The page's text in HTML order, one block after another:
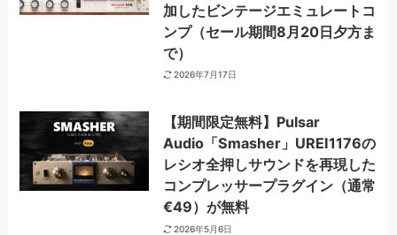
加したビンテージエミュレートコ
ンプ（セール期間8月20日夕方ま
で）
2026年7月17日
【期間限定無料】Pulsar
Audio「Smasher」UREI1176の
レシオ全押しサウンドを再現した
コンプレッサープラグイン（通常
€49）が無料
2026年5月6日